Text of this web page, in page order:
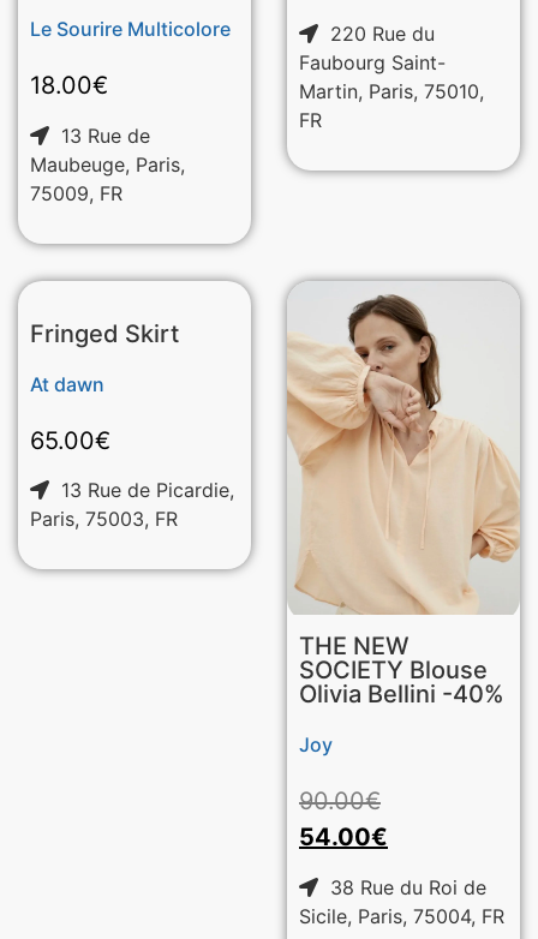
Le Sourire Multicolore
18.00€
13 Rue de
Maubeuge, Paris,
75009, FR
220 Rue du
Faubourg Saint-
Martin, Paris, 75010,
FR
Fringed Skirt
At dawn
65.00€
13 Rue de Picardie,
Paris, 75003, FR
THE NEW
SOCIETY Blouse
Olivia Bellini -40%
Joy
90.00€
54.00€
38 Rue du Roi de
Sicile, Paris, 75004, FR